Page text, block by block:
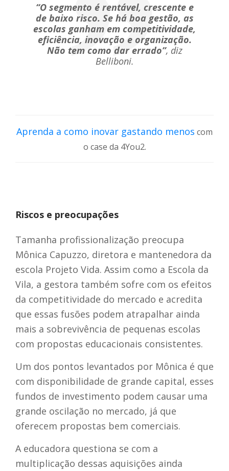
“O segmento é rentável, crescente e
de baixo risco. Se há boa gestão, as
escolas ganham em competitividade,
eficiência, inovação e organização.
Não tem como dar errado”, diz
Belliboni.
Aprenda a como inovar gastando menos com
o case da 4You2.
Riscos e preocupações
Tamanha profissionalização preocupa
Mônica Capuzzo, diretora e mantenedora da
escola Projeto Vida. Assim como a Escola da
Vila, a gestora também sofre com os efeitos
da competitividade do mercado e acredita
que essas fusões podem atrapalhar ainda
mais a sobrevivência de pequenas escolas
com propostas educacionais consistentes.
Um dos pontos levantados por Mônica é que
com disponibilidade de grande capital, esses
fundos de investimento podem causar uma
grande oscilação no mercado, já que
oferecem propostas bem comerciais.
A educadora questiona se com a
multiplicação dessas aquisições ainda